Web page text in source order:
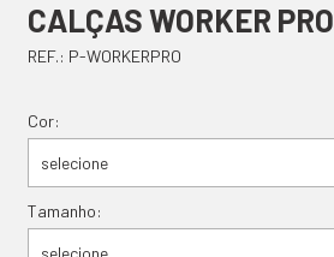
CALÇAS WORKER PRO
REF.: P-WORKERPRO
Cor:
selecione
Tamanho:
selecione